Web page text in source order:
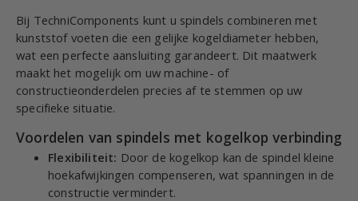
Bij TechniComponents kunt u spindels combineren met
kunststof voeten die een gelijke kogeldiameter hebben,
wat een perfecte aansluiting garandeert. Dit maatwerk
maakt het mogelijk om uw machine- of
constructieonderdelen precies af te stemmen op uw
specifieke situatie.
Voordelen van spindels met kogelkop verbinding
Flexibiliteit: Door de kogelkop kan de spindel kleine
hoekafwijkingen compenseren, wat spanningen in de
constructie vermindert.